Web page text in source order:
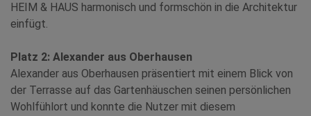
HEIM & HAUS harmonisch und formschön in die Architektur
einfügt.
Platz 2: Alexander aus Oberhausen
Alexander aus Oberhausen präsentiert mit einem Blick von
der Terrasse auf das Gartenhäuschen seinen persönlichen
Wohlfühlort und konnte die Nutzer mit diesem